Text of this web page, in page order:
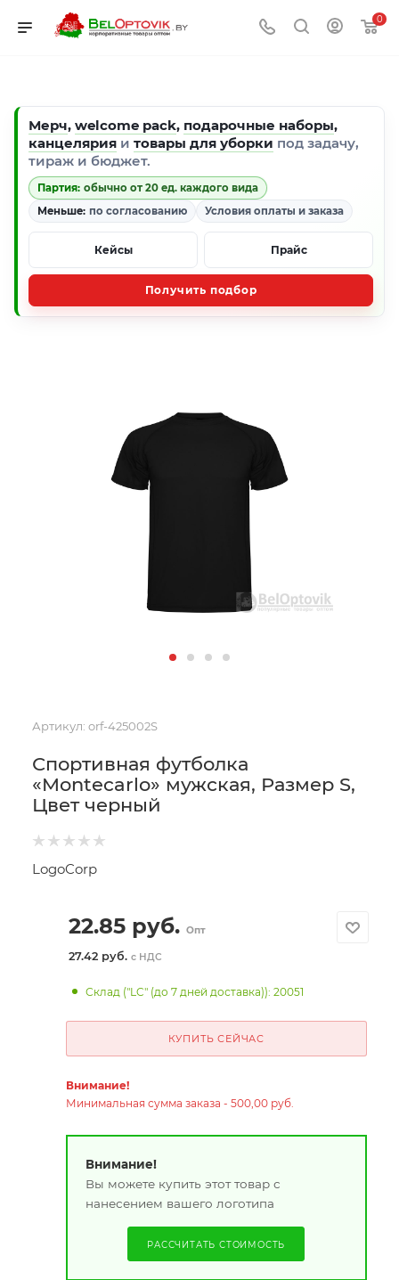
0
Мерч, welcome pack, подарочные наборы,
канцелярия и товары для уборки под задачу,
тираж и бюджет.
Партия: обычно от 20 ед. каждого вида
Меньше: по согласованию Условия оплаты и заказа
Кейсы Прайс
Получить подбор
Артикул: orf-425002S
Спортивная футболка
«Montecarlo» мужская, Размер S,
Цвет черный
LogoCorp
22.85руб. Опт
27.42 руб. с НДС
Склад ("LC" (до 7 дней доставка)): 20051
КУПИТЬ СЕЙЧАС
Внимание!
Минимальная сумма заказа - 500,00 руб.
Внимание!
Вы можете купить этот товар с
нанесением вашего логотипа
РАССЧИТАТЬ СТОИМОСТЬ